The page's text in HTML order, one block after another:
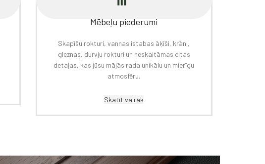
Mēbeļu piederumi
Skapīšu rokturi, vannas istabas āķīši, krāni,
gleznas, durvju rokturi un neskaitāmas citas
detaļas, kas jūsu mājās rada unikālu un mierīgu
atmosfēru.
Skatīt vairāk